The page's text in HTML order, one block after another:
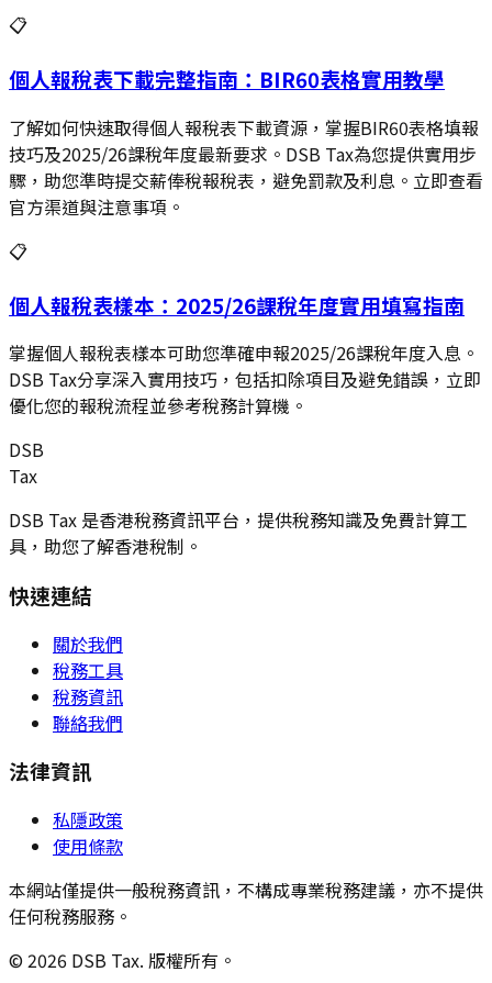
📋
個人報稅表下載完整指南：BIR60表格實用教學
了解如何快速取得個人報稅表下載資源，掌握BIR60表格填報
技巧及2025/26課稅年度最新要求。DSB Tax為您提供實用步
驟，助您準時提交薪俸稅報稅表，避免罰款及利息。立即查看
官方渠道與注意事項。
📋
個人報稅表樣本：2025/26課稅年度實用填寫指南
掌握個人報稅表樣本可助您準確申報2025/26課稅年度入息。
DSB Tax分享深入實用技巧，包括扣除項目及避免錯誤，立即
優化您的報稅流程並參考稅務計算機。
DSB
Tax
DSB Tax 是香港稅務資訊平台，提供稅務知識及免費計算工
具，助您了解香港稅制。
快速連結
關於我們
稅務工具
稅務資訊
聯絡我們
法律資訊
私隱政策
使用條款
本網站僅提供一般稅務資訊，不構成專業稅務建議，亦不提供
任何稅務服務。
© 2026 DSB Tax. 版權所有。